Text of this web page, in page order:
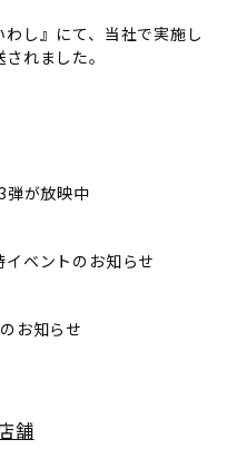
し』にて、当社で実施し
れました。
弾が放映中
イベントのお知らせ
お知らせ
舗